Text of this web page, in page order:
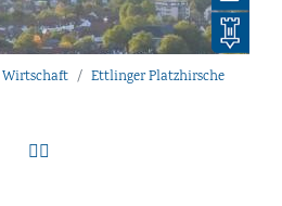
Wirtschaft
Ettlinger Platzhirsche